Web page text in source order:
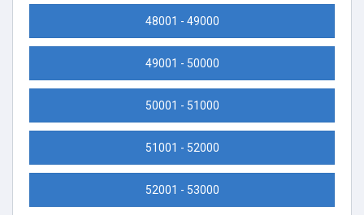
48001 - 49000
49001 - 50000
50001 - 51000
51001 - 52000
52001 - 53000